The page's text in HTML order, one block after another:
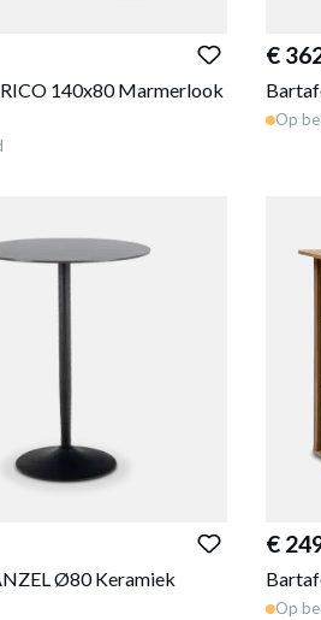
140x80 Marmerlook
€
Op
Ø80 Keramiek
€
Op